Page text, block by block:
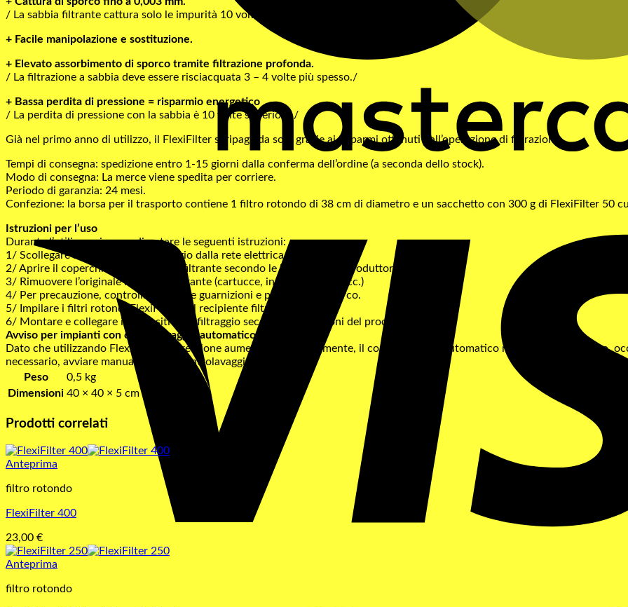
/ La sabbia filtrante cattura solo le impurità 10 volte più grosse./
+ Facile manipolazione e sostituzione.
+ Elevato assorbimento di sporco tramite filtrazione profonda.
/ La filtrazione a sabbia deve essere risciacquata 3 – 4 volte più spesso./
+ Bassa perdita di pressione = risparmio energetico
/ La perdita di pressione con la sabbia è 10 volte superiore./
Già nel primo anno di utilizzo, il FlexiFilter si ripaga da solo grazie ai risparmi ottenuti dall’operazione di filtrazione.
Tempi di consegna: spedizione entro 1-15 giorni dalla conferma dell’ordine (a seconda dello stock).
Modo di consegna: La merce viene spedita per corriere.
Periodo di garanzia: 24 mesi.
Confezione: la borsa per il trasporto contiene 1 filtro rotondo di 38 cm di diametro e un sacchetto con 300 g di FlexiFilter 50
Istruzioni per l’uso
Durante l’utilizzo, si prega di notare le seguenti istruzioni:
1/ Scollegare il dispositivo di filtraggio dalla rete elettrica.
2/ Aprire il coperchio del recipiente filtrante secondo le istruzioni del produttore.
3/ Rimuovere l’originale materiale filtrante (cartucce, inserti filtranti, ecc.)
4/ Per precauzione, controllare tutte le guarnizioni e pulirle dallo sporco.
5/ Impilare i filtri rotondi FlexiFilter nel recipiente filtrante.
6/ Montare e collegare il dispositivo di filtraggio secondo le istruzioni del produttore.
Avviso per impianti con controlavaggio automatico:
Dato che utilizzando FlexiFilter, la pressione aumenta solo leggermente, il controlavaggio automatico non si avvia. Pertanto,
necessario, avviare manualmente il controlavaggio.
Peso
0,5 kg
Dimensioni 40 × 40 × 5 cm
Prodotti correlati
Anteprima
filtro rotondo
FlexiFilter 400
23,00 €
Anteprima
filtro rotondo